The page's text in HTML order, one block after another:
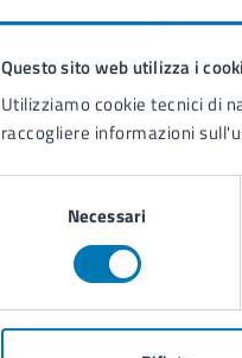
Questo sito web utilizza i
Utilizziamo cookie tecnici di
raccogliere informazioni
Necessari
Valuta la